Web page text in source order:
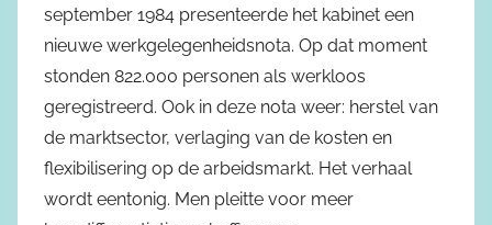
september 1984 presenteerde het kabinet een
nieuwe werkgelegenheidsnota. Op dat moment
stonden 822.000 personen als werkloos
geregistreerd. Ook in deze nota weer: herstel van
de marktsector, verlaging van de kosten en
flexibilisering op de arbeidsmarkt. Het verhaal
wordt eentonig. Men pleitte voor meer